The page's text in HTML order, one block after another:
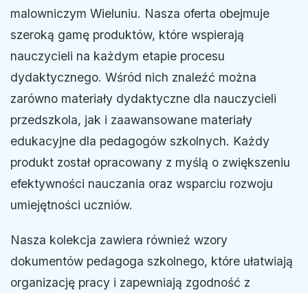
malowniczym Wieluniu. Nasza oferta obejmuje
szeroką gamę produktów, które wspierają
nauczycieli na każdym etapie procesu
dydaktycznego. Wśród nich znaleźć można
zarówno materiały dydaktyczne dla nauczycieli
przedszkola, jak i zaawansowane materiały
edukacyjne dla pedagogów szkolnych. Każdy
produkt został opracowany z myślą o zwiększeniu
efektywności nauczania oraz wsparciu rozwoju
umiejętności uczniów.
Nasza kolekcja zawiera również wzory
dokumentów pedagoga szkolnego, które ułatwiają
organizację pracy i zapewniają zgodność z